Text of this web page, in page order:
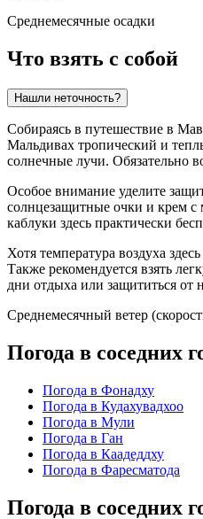
Среднемесячные осадки
Что взять с собой
Нашли неточность?
Собираясь в путешествие в
Мальдивах тропический и
солнечные лучи. Обязательно
Особое внимание уделите
солнцезащитные очки и крем
каблуки здесь практически
Хотя температура воздуха
Также рекомендуется взять
дни отдыха или защититься от
Среднемесячный ветер
Погода в соседних
Погода в Фонадху
Погода в Кудахувадхоо
Погода в Мули
Погода в Ган
Погода в Каадеддху
Погода в Фаресматода
Погода в соседних